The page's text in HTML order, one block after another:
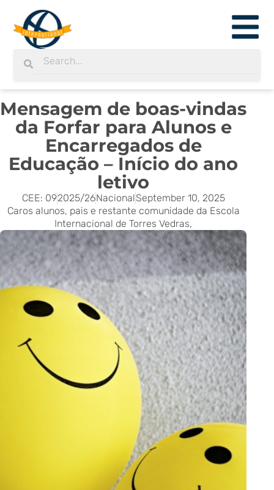
content
Search
Mensagem de boas-vindas
da Forfar para Alunos e
Encarregados de
Educação – Início do ano
letivo
CEE: 092025/26NacionalSeptember 10, 2025
Caros alunos, pais e restante comunidade da Escola
Internacional de Torres Vedras,